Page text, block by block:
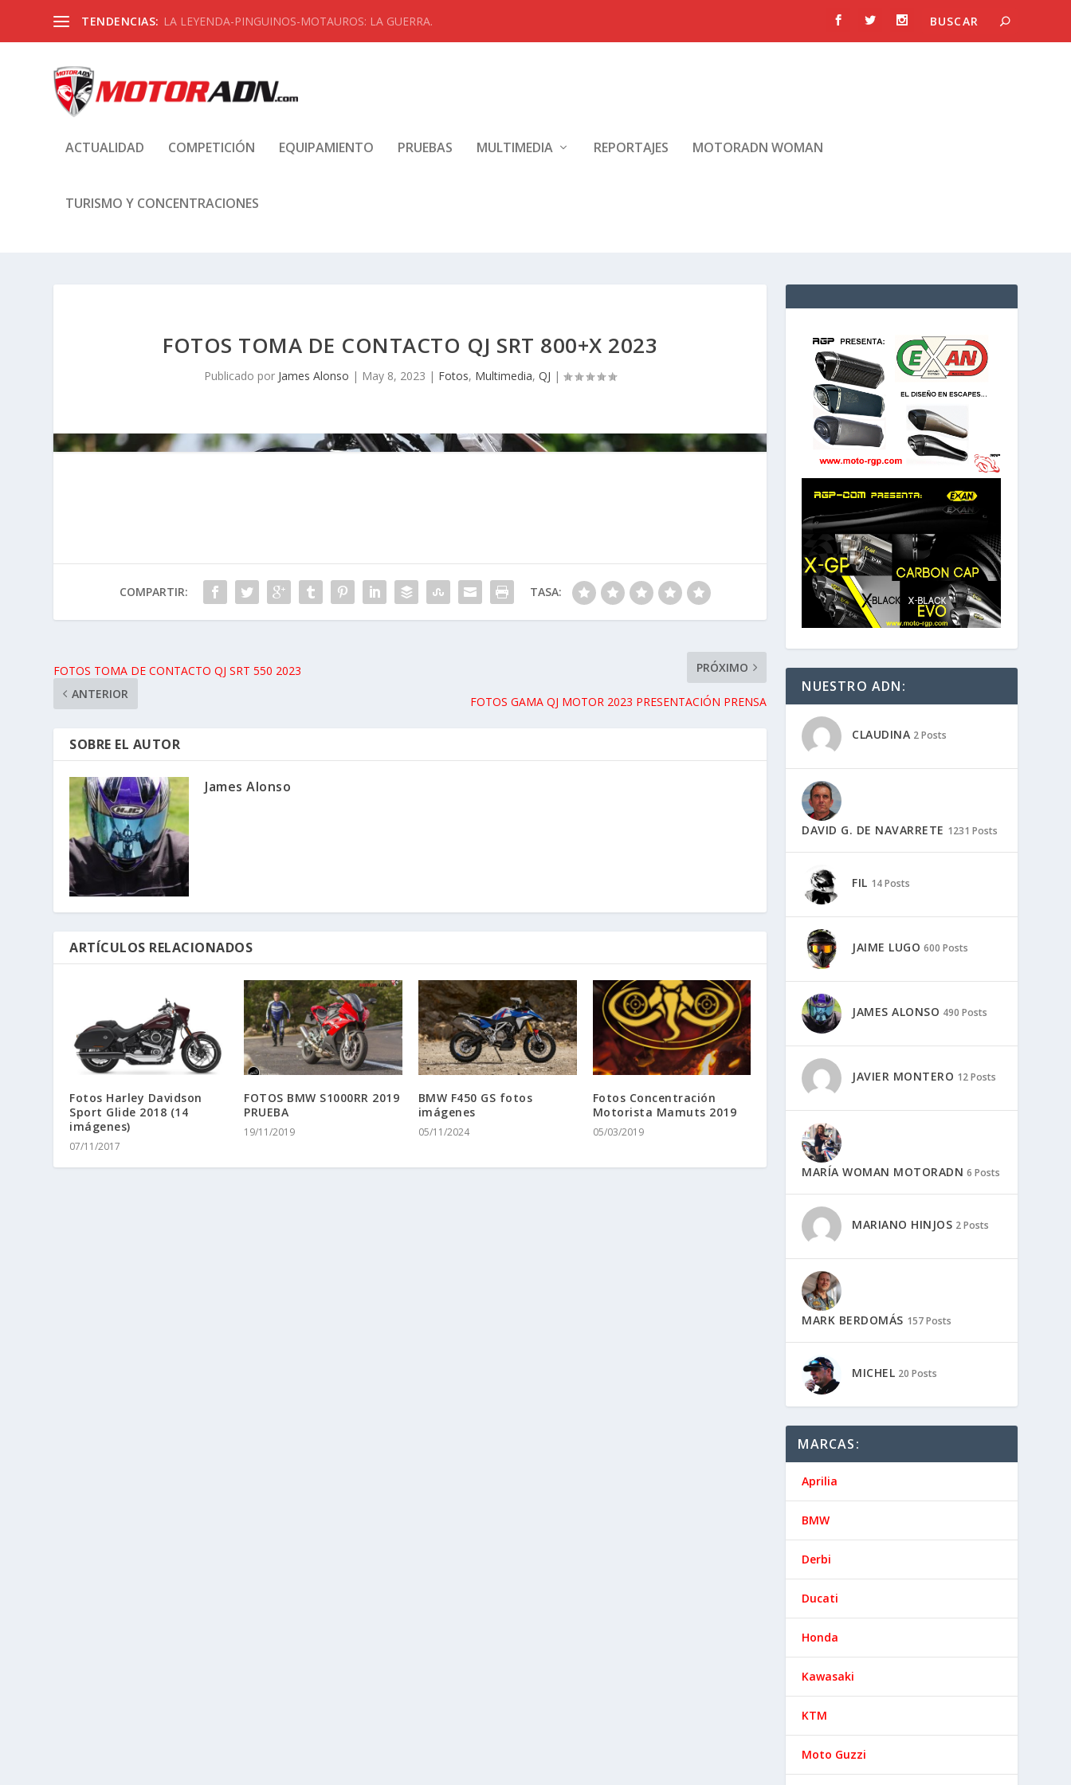
TENDENCIAS: LA LEYENDA-PINGUINOS-MOTAUROS: LA GUERRA.
ACTUALIDAD COMPETICIÓN EQUIPAMIENTO PRUEBAS MULTIMEDIA REPORTAJES MOTORADN WOMAN
TURISMO Y CONCENTRACIONES
FOTOS TOMA DE CONTACTO QJ SRT 800+X 2023
Publicado por James Alonso | May 8, 2023 | Fotos, Multimedia,QJ |
COMPARTIR: TASA:
FOTOS TOMA DE CONTACTO QJ SRT 550 2023
ANTERIOR
PRÓXIMO
FOTOS GAMA QJ MOTOR 2023 PRESENTACIÓN PRENSA
SOBRE EL AUTOR
James Alonso
ARTÍCULOS RELACIONADOS
Fotos Harley Davidson
Sport Glide 2018 (14
imágenes)
07/11/2017
FOTOS BMW S1000RR 2019
PRUEBA
19/11/2019
BMW F450 GS fotos
imágenes
05/11/2024
Fotos Concentración
Motorista Mamuts 2019
05/03/2019
NUESTRO ADN:
CLAUDINA 2 Posts
DAVID G. DE NAVARRETE 1231 Posts
FIL 14 Posts
JAIME LUGO 600 Posts
JAMES ALONSO 490 Posts
JAVIER MONTERO 12 Posts
MARÍA WOMAN MOTORADN 6 Posts
MARIANO HINJOS 2 Posts
MARK BERDOMÁS 157 Posts
MICHEL 20 Posts
MARCAS:
Aprilia
BMW
Derbi
Ducati
Honda
Kawasaki
KTM
Moto Guzzi